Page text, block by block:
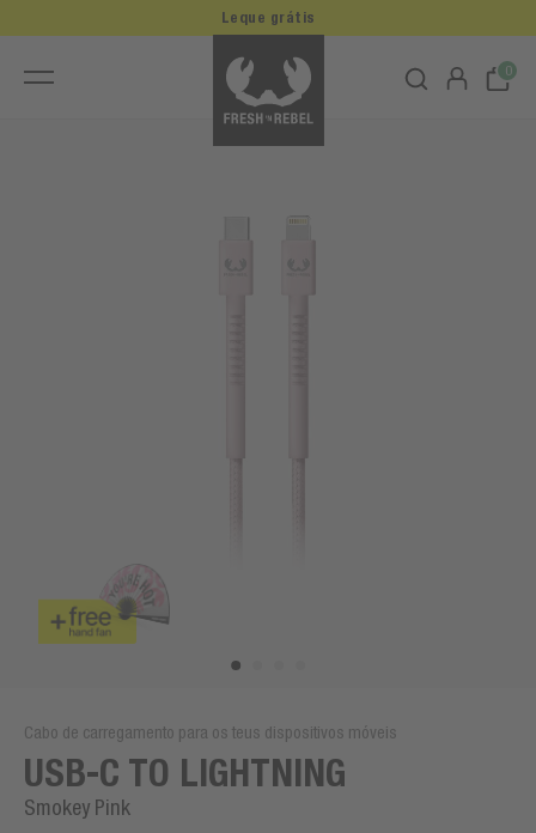
0
Leque grátis
Cabo de carregamento para os teus dispositivos móveis
USB-C TO LIGHTNING
Smokey Pink